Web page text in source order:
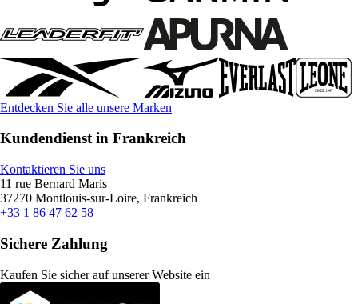
Entdecken Sie alle unsere Marken
Kundendienst in Frankreich
Kontaktieren Sie uns
11 rue Bernard Maris
37270 Montlouis-sur-Loire, Frankreich
+33 1 86 47 62 58
Sichere Zahlung
Kaufen Sie sicher auf unserer Website ein